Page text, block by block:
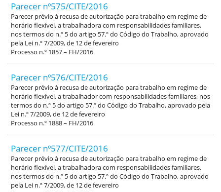
Parecer nº575/CITE/2016
Parecer prévio à recusa de autorização para trabalho em regime de
horário flexível, a trabalhadora com responsabilidades familiares,
nos termos do n.º 5 do artigo 57.º do Código do Trabalho, aprovado
pela Lei n.º 7/2009, de 12 de fevereiro
Processo n.º 1857 – FH/2016
Parecer nº576/CITE/2016
Parecer prévio à recusa de autorização para trabalho em regime de
horário flexível, a trabalhador com responsabilidades familiares, nos
termos do n.º 5 do artigo 57.º do Código do Trabalho, aprovado pela
Lei n.º 7/2009, de 12 de fevereiro
Processo n.º 1888 – FH/2016
Parecer nº577/CITE/2016
Parecer prévio à recusa de autorização para trabalho em regime de
horário flexível, a trabalhadora com responsabilidades familiares,
nos termos do n.º 5 do artigo 57.º do Código do Trabalho, aprovado
pela Lei n.º 7/2009, de 12 de fevereiro